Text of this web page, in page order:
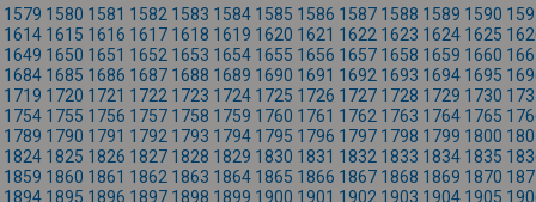
1579 1580 1581 1582 1583 1584 1585 1586 1587 1588 1589 1590
1614 1615 1616 1617 1618 1619 1620 1621 1622 1623 1624 1625
1649 1650 1651 1652 1653 1654 1655 1656 1657 1658 1659 1660
1684 1685 1686 1687 1688 1689 1690 1691 1692 1693 1694 1695
1719 1720 1721 1722 1723 1724 1725 1726 1727 1728 1729 1730
1754 1755 1756 1757 1758 1759 1760 1761 1762 1763 1764 1765
1789 1790 1791 1792 1793 1794 1795 1796 1797 1798 1799 1800
1824 1825 1826 1827 1828 1829 1830 1831 1832 1833 1834 1835
1859 1860 1861 1862 1863 1864 1865 1866 1867 1868 1869 1870
1894 1895 1896 1897 1898 1899 1900 1901 1902 1903 1904 1905